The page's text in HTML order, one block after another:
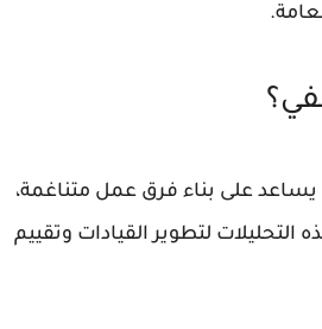
يساعد على بناء فرق عمل متناغمة،
لتطوير القيادات وتقييم